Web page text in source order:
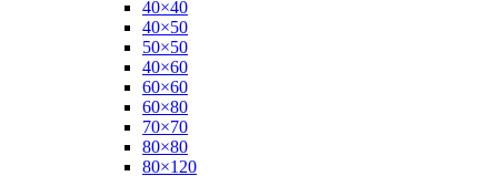
40×40
40×50
50×50
40×60
60×60
60×80
70×70
80×80
80×120